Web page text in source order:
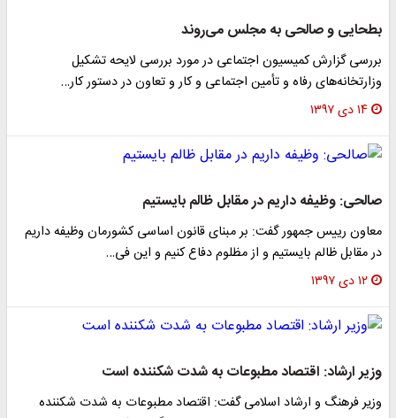
و صالحی به مجلس می‌روند
گزارش کمیسیون اجتماعی در مورد بررسی لایحه تشکیل
رفاه و تأمین اجتماعی و کار و تعاون در دستور کار…
۱۴ دی ۱۳۹۷
وظیفه داریم در مقابل ظالم بایستیم
رییس جمهور گفت: بر مبنای قانون اساسی کشورمان وظیفه داریم
مقابل ظالم بایستیم و از مظلوم دفاع کنیم و این فی…
۱۲ دی ۱۳۹۷
ارشاد: اقتصاد مطبوعات به شدت شکننده است
فرهنگ و ارشاد اسلامی گفت: اقتصاد مطبوعات به شدت شکننده